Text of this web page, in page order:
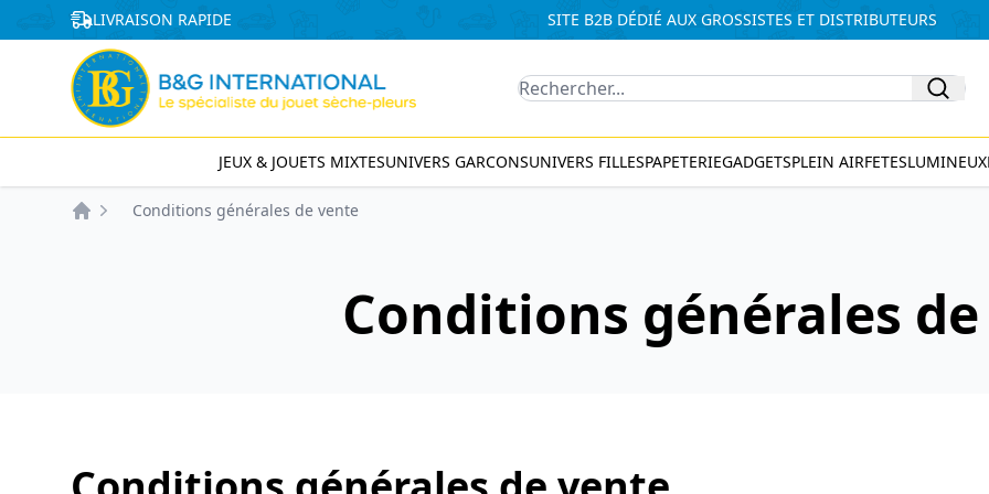
LIVRAISON RAPIDE SITE B2B DÉDIÉ AUX GROSSISTES ET DISTRIBUTEURS
Recherche
JEUX & JOUETS MIXTESUNIVERS GARCONSUNIVERS FILLESPAPETERIEGADGETSPLEIN AIRFETESLUMINEUX
Conditions générales de vente
Conditions générales
Panneau de gestion des cookies